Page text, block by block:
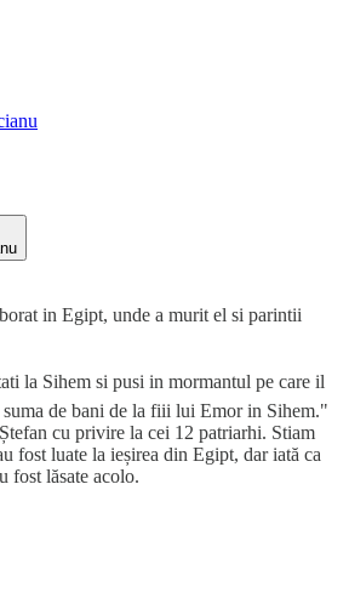
in Egipt, unde a murit el si parintii
la Sihem si pusi in mormantul pe care il
suma de bani de la fiii lui Emor in Sihem."
cu privire la cei 12 patriarhi. Stiam
fost luate la ieșirea din Egipt, dar iată ca
fost lăsate acolo.